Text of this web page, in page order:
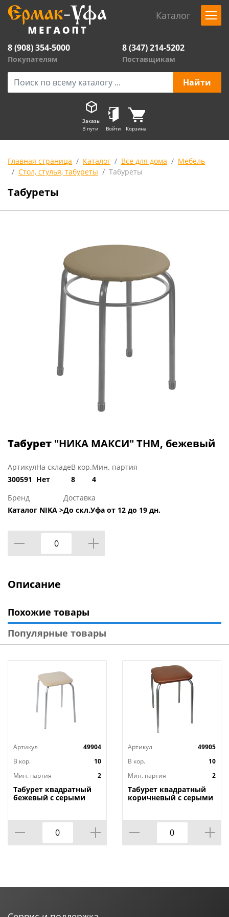
Каталог
8 (908) 354-5000
Покупателям
8 (347) 214-5202
Поставщикам
Заказы
В пути
Войти Корзина
Главная страница Каталог Все для дома
Мебель
Стол, стулья, табуреты
Табуреты
Табуреты
Табурет "НИКА МАКСИ" ТНМ, бежевый
Артикул
300591
На складе
Нет
В кор.
8
Мин. партия
4
Бренд
Каталог NIKA >
Доставка
До скл.Уфа от 12 до 19 дн.
Описание
Похожие товары
Популярные товары
Артикул
49904
В кор.
10
Мин. партия
2
Табурет квадратный
бежевый с серыми
Артикул
49905
В кор.
10
Мин. партия
2
Табурет квадратный
коричневый с серыми